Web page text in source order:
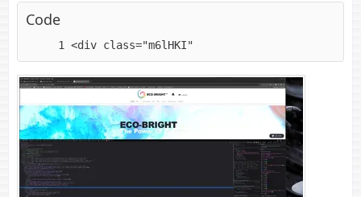
Code
<div class="m6lHKI"